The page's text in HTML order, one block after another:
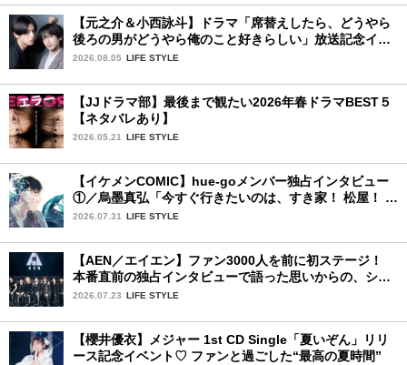
【元之介＆小西詠斗】ドラマ「席替えしたら、どうやら
後ろの男がどうやら俺のこと好きらしい」放送記念イン
タビュー♡ 「自然と詠斗くんが可愛く見えたんです」
2026.08.05 LIFE STYLE
【JJドラマ部】最後まで観たい2026年春ドラマBEST５
【ネタバレあり】
2026.05.21 LIFE STYLE
【イケメンCOMIC】hue-goメンバー独占インタビュー
①／烏墨真弘「今すぐ行きたいのは、すき家！ 松屋！ ミ
スド！」
2026.07.31 LIFE STYLE
【AEN／エイエン】ファン3000人を前に初ステージ！
本番直前の独占インタビューで語った思いからの、ショ
ーケース完全レポート！
2026.07.23 LIFE STYLE
【櫻井優衣】メジャー 1st CD Single「夏いぞん」リリ
ース記念イベント♡ ファンと過ごした“最高の夏時間”